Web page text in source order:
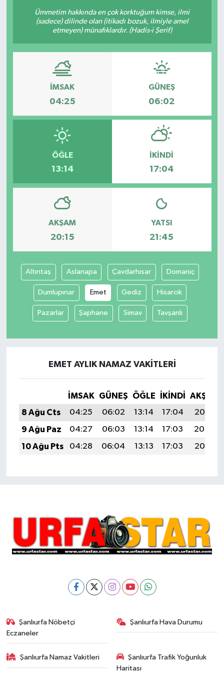
Ümmetim hakkında en çok korktuğum kimse, ilmi
(sadece) dilinde olan (itikadı bozuk, ilmiyle amel
etmeyen) münafıklardır. (Hadis-i Şerif)
İMSAK
04:25
GÜNEŞ
06:02
ÖĞLE
13:14
İKINDI
17:04
AKŞAM
20:15
YATSI
21:45
Altıntaş Aslanapa Çavdarhisar Domaniç
Dumlupınar Emet Gediz Hisarcık
Pazarlar Şaphane Simav Tavşanlı
EMET AYLIK NAMAZ VAKITLERI
İMSAK GÜNEŞ ÖĞLE İKINDI
AKŞAM
8 Ağu Cts
04:25 06:02 13:14 17:04
20:15
9 Ağu Paz
04:27 06:03 13:14 17:03
20:14
10 Ağu Pts
04:28 06:04 13:13 17:03 20:13
Şanlıurfa Nöbetçi
Eczaneler
Şanlıurfa Hava Durumu
Şanlıurfa Namaz Vakitleri
Şanlıurfa Trafik Yoğunluk
Haritası